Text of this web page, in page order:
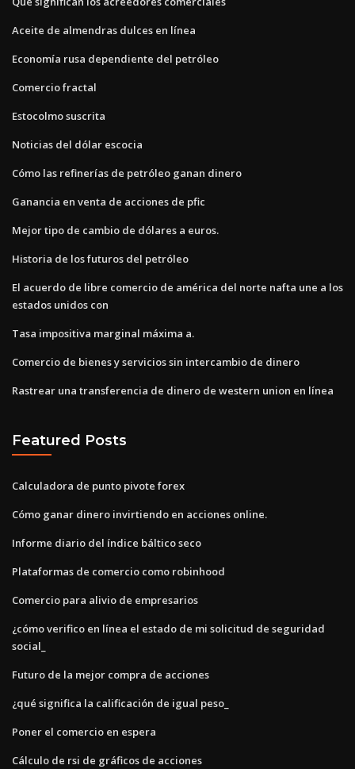
Aceite de almendras dulces en línea
Economía rusa dependiente del petróleo
Comercio fractal
Estocolmo suscrita
Noticias del dólar escocia
Cómo las refinerías de petróleo ganan dinero
Ganancia en venta de acciones de pfic
Mejor tipo de cambio de dólares a euros.
Historia de los futuros del petróleo
El acuerdo de libre comercio de américa del norte nafta une a los
estados unidos con
Tasa impositiva marginal máxima a.
Comercio de bienes y servicios sin intercambio de dinero
Rastrear una transferencia de dinero de western union en línea
Featured Posts
Calculadora de punto pivote forex
Cómo ganar dinero invirtiendo en acciones online.
Informe diario del índice báltico seco
Plataformas de comercio como robinhood
Comercio para alivio de empresarios
¿cómo verifico en línea el estado de mi solicitud de seguridad
social_
Futuro de la mejor compra de acciones
¿qué significa la calificación de igual peso_
Poner el comercio en espera
Cálculo de rsi de gráficos de acciones